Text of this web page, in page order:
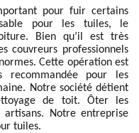
pour fuir certains
pour les tuiles, le
Bien qu’il est très
couvreurs professionnels
Cette opération est
pour les
Notre société détient
de toit. Ôter les
Notre entreprise
tuiles.